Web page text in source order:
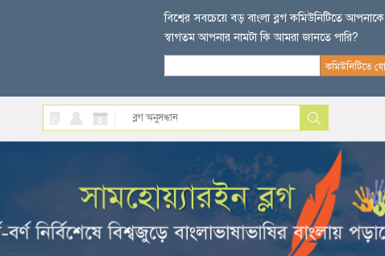
বিশ্বের সবচেয়ে বড় বাংলা ব্লগ কমিউনিটিতে আপনাকে
স্বাগতম আপনার নামটা কি আমরা জানতে পারি?